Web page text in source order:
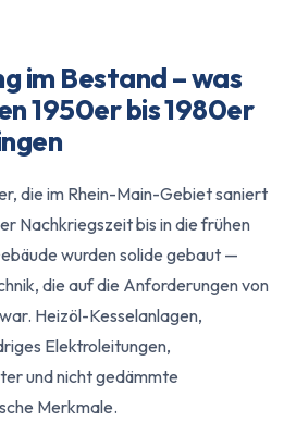
im Bestand – was
1950er bis 1980er
die im Rhein-Main-Gebiet saniert
Nachkriegszeit bis in die frühen
wurden solide gebaut —
die auf die Anforderungen von
Heizöl-Kesselanlagen,
Elektroleitungen,
und nicht gedämmte
Merkmale.